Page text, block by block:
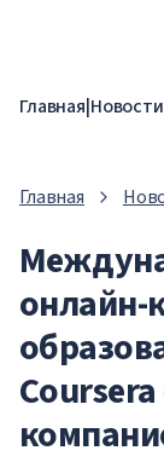
Главная|Новости
Главная
онлайн-